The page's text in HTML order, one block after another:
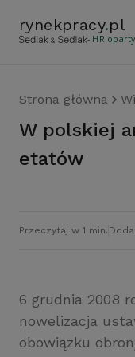
rynekpracy.pl
- HR
Strona główna
W polskiej armii czeka 40 tys.
etatów
Przeczytaj w 1 min.
6 grudnia 2008
nowelizacja
obowiązku